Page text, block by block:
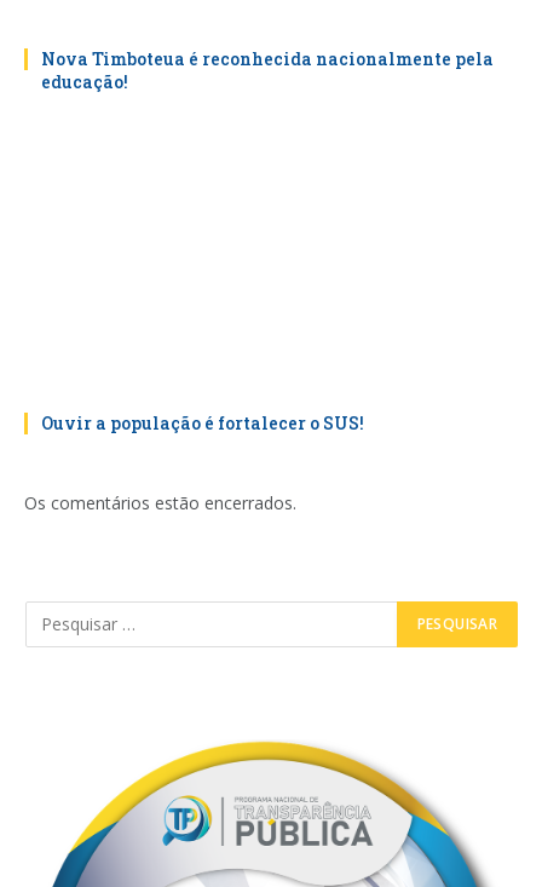
Nova Timboteua é reconhecida nacionalmente pela
educação!
Ouvir a população é fortalecer o SUS!
Os comentários estão encerrados.